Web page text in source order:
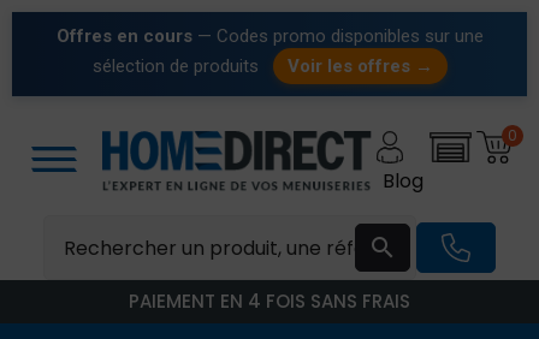
Offres en cours — Codes promo disponibles sur une
sélection de produits
Voir les offres →

0
Blog
PAIEMENT EN 4 FOIS SANS FRAIS